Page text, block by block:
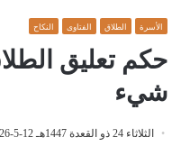
الأسرة الطلاق الفتاوى النكاح
حكم تعليق
شيء
الثلاثاء 24 ذو القعدة 1447هـ 12-5-2026م